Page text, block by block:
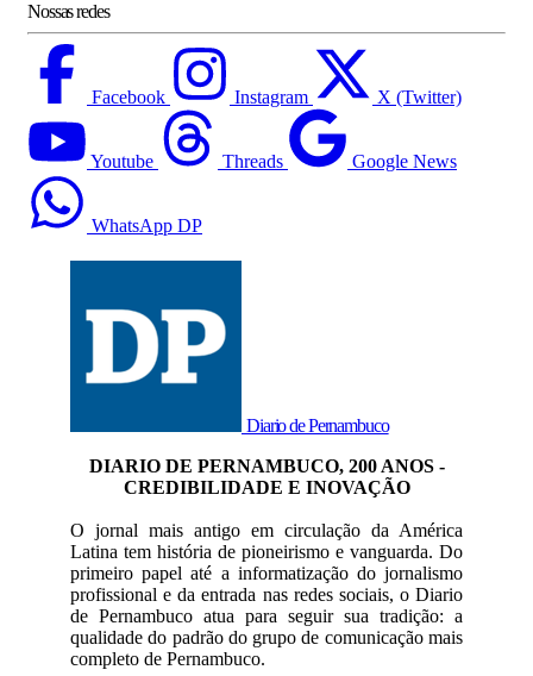
Nossas redes
Facebook Instagram X (Twitter)
Youtube Threads Google News
WhatsApp DP
Diario de Pernambuco
DIARIO DE PERNAMBUCO, 200 ANOS -
CREDIBILIDADE E INOVAÇÃO
O jornal mais antigo em circulação da América
Latina tem história de pioneirismo e vanguarda. Do
primeiro papel até a informatização do jornalismo
profissional e da entrada nas redes sociais, o Diario
de Pernambuco atua para seguir sua tradição: a
qualidade do padrão do grupo de comunicação mais
completo de Pernambuco.